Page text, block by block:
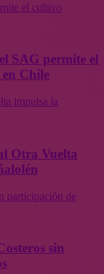
el cultivo
SAG permite el
Chile
impulsa la
Otra Vuelta
participación de
sin